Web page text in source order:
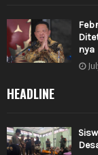
nya
HEADLINE